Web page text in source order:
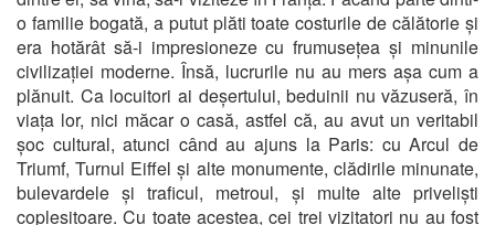
o familie bogată, a putut plăti toate costurile de călătorie și
era hotărât să-i impresioneze cu frumusețea și minunile
civilizației moderne. Însă, lucrurile nu au mers așa cum a
plănuit. Ca locuitori ai deșertului, beduinii nu văzuseră, în
viața lor, nici măcar o casă, astfel că, au avut un veritabil
șoc cultural, atunci când au ajuns la Paris: cu Arcul de
Triumf, Turnul Eiffel și alte monumente, clădirile minunate,
bulevardele și traficul, metroul, și multe alte priveliști
copleșitoare. Cu toate acestea, cei trei vizitatori nu au fost